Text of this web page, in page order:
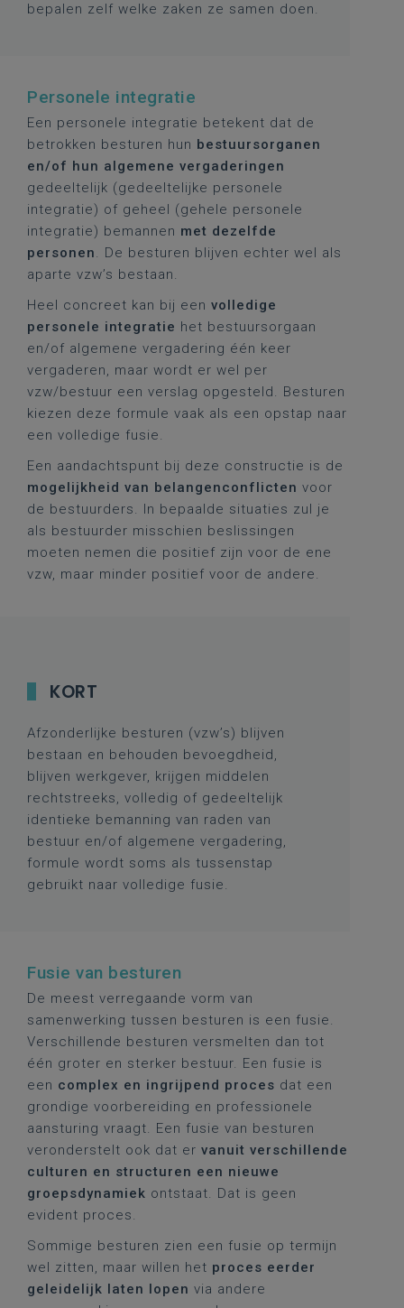
bepalen zelf welke zaken ze samen doen.
Personele integratie
Een personele integratie betekent dat de
betrokken besturen hun bestuursorganen
en/of hun algemene vergaderingen
gedeeltelijk (gedeeltelijke personele
integratie) of geheel (gehele personele
integratie) bemannen met dezelfde
personen. De besturen blijven echter wel als
aparte vzw’s bestaan.
Heel concreet kan bij een volledige
personele integratie het bestuursorgaan
en/of algemene vergadering één keer
vergaderen, maar wordt er wel per
vzw/bestuur een verslag opgesteld. Besturen
kiezen deze formule vaak als een opstap naar
een volledige fusie.
Een aandachtspunt bij deze constructie is de
mogelijkheid van belangenconflicten voor
de bestuurders. In bepaalde situaties zul je
als bestuurder misschien beslissingen
moeten nemen die positief zijn voor de ene
vzw, maar minder positief voor de andere.
KORT
Afzonderlijke besturen (vzw’s) blijven
bestaan en behouden bevoegdheid,
blijven werkgever, krijgen middelen
rechtstreeks, volledig of gedeeltelijk
identieke bemanning van raden van
bestuur en/of algemene vergadering,
formule wordt soms als tussenstap
gebruikt naar volledige fusie.
Fusie van besturen
De meest verregaande vorm van
samenwerking tussen besturen is een fusie.
Verschillende besturen versmelten dan tot
één groter en sterker bestuur. Een fusie is
een complex en ingrijpend proces dat een
grondige voorbereiding en professionele
aansturing vraagt. Een fusie van besturen
veronderstelt ook dat er vanuit verschillende
culturen en structuren een nieuwe
groepsdynamiek ontstaat. Dat is geen
evident proces.
Sommige besturen zien een fusie op termijn
wel zitten, maar willen het proces eerder
geleidelijk laten lopen via andere